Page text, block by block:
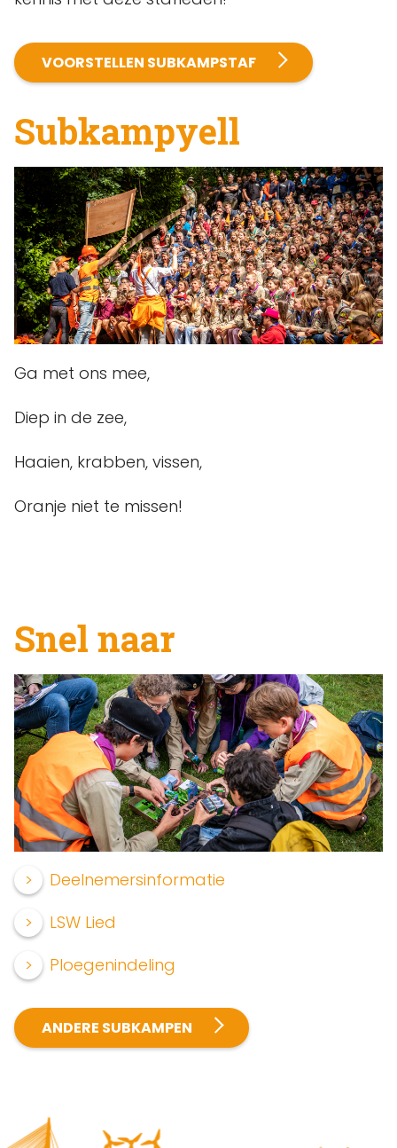
VOORSTELLEN SUBKAMPSTAF
Subkampyell
Ga met ons mee,
Diep in de zee,
Haaien, krabben, vissen,
Oranje niet te missen!
Snel naar
Deelnemersinformatie
LSW Lied
Ploegenindeling
ANDERE SUBKAMPEN